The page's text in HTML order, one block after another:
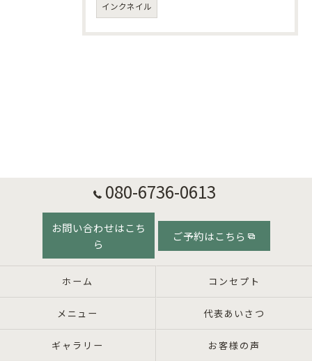
インクネイル
080-6736-0613
お問い合わせはこち
ら
ご予約はこちら
ホーム コンセプト
メニュー 代表あいさつ
ギャラリー お客様の声